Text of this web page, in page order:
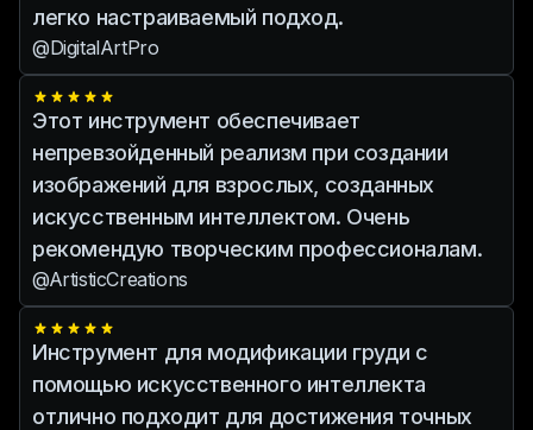
легко настраиваемый подход.
@DigitalArtPro
Этот инструмент обеспечивает
непревзойденный реализм при создании
изображений для взрослых, созданных
искусственным интеллектом. Очень
рекомендую творческим профессионалам.
@ArtisticCreations
Инструмент для модификации груди с
помощью искусственного интеллекта
отлично подходит для достижения точных